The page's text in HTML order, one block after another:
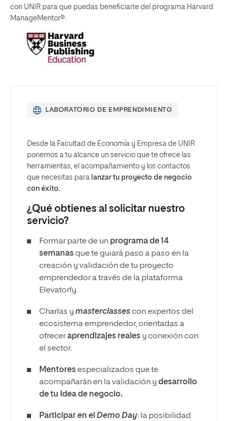
con UNIR para que puedas beneficiarte del programa Harvard
ManageMentor®.
LABORATORIO DE EMPRENDIMIENTO
Desde la Facultad de Economía y Empresa de UNIR
ponemos a tu alcance un servicio que te ofrece las
herramientas, el acompañamiento y los contactos
que necesitas para lanzar tu proyecto de negocio
con éxito.
¿Qué obtienes al solicitar nuestro
servicio?
Formar parte de un programa de 14
semanasque te guiará paso a paso en la
creación y validación de tu proyecto
emprendedor a través de la plataforma
Elevatorfy.
Charlas y masterclassescon expertos del
ecosistema emprendedor, orientadas a
ofreceraprendizajes reales y conexión con
el sector.
Mentoresespecializados que te
acompañarán en la validación y desarrollo
de tu idea de negocio.
Participar en el Demo Day: la posibilidad